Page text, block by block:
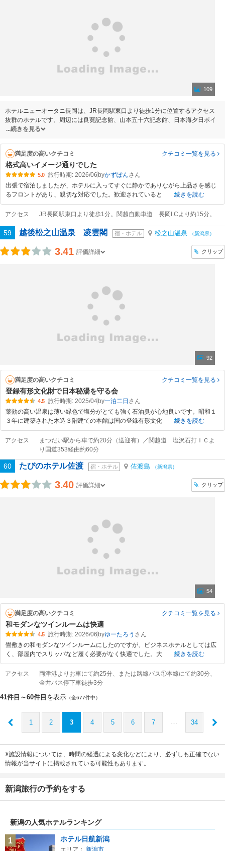
109
ホテルニューオータニ長岡は、JR長岡駅東口より徒歩1分に位置するアクセス
抜群のホテルです。周辺には良寛記念館、山本五十六記念館、日本海夕日ポイ
続きを見る
満足度の高いクチコミ クチコミ一覧を見る
格式高いイメージ通りでした
5.0 旅行時期: 2026/06 byかずぽん
出張で宿泊しましたが、ホテルに入ってすぐに静かでありながら上品さを感じ
るフロントがあり、親切な対応でした。歓迎されていると
続きを読む
アクセス JR長岡駅東口より徒歩1分。関越自動車道 長岡I.Cより約15分。
59 越後松之山温泉 凌雲閣 宿・ホテル 松之山温泉 （新潟県）
3.41 評価詳細 クリップ
92
満足度の高いクチコミ クチコミ一覧を見る
登録有形文化財で日本秘湯を守る会
4.5 旅行時期: 2025/04by一泊二日
薬効の高い温泉は薄い緑色で塩分がとても強く石油臭が心地良いです。昭和１
３年に建築された木造３階建ての本館は国の登録有形文化
続きを読む
アクセス
まつだい駅から車で約20分（送迎有）／関越道 塩沢石打ＩＣよ
り国道353経由約60分
60 たびのホテル佐渡 宿・ホテル 佐渡島 （新潟県）
3.40 評価詳細 クリップ
54
満足度の高いクチコミ クチコミ一覧を見る
和モダンなツインルームは快適
4.5 旅行時期: 2026/06 byゆーたろう
畳敷きの和モダンなツインルームにしたのですが、ビジネスホテルとしては広
く、部屋内でスリッパなど履く必要がなく快適でした。大
続きを読む
アクセス
両津港よりお車にて約25分、または路線バス①本線にて約30分、
金井バス停下車徒歩3分
41件目～60件目 を表示 （全677件中）
1 2 3 4 5 6 7 … 34
※施設情報については、時間の経過による変化などにより、必ずしも正確でない
情報が当サイトに掲載されている可能性もあります。
新潟旅行の予約をする
新潟の人気ホテルランキング
1 ホテル日航新潟